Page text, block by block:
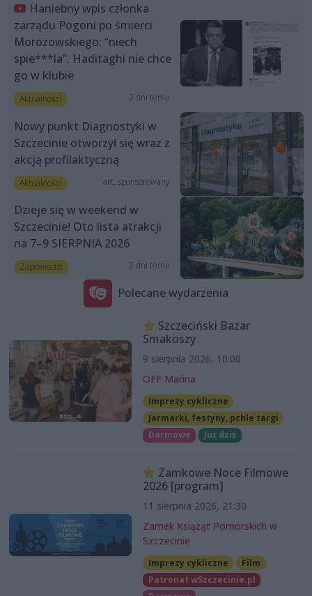
Haniebny wpis członka
zarządu Pogoni po śmierci
Morozowskiego: “niech
spie***la”. Haditaghi nie chce
go w klubie
Aktualności 2 dni temu
Nowy punkt Diagnostyki w
Szczecinie otworzył się wraz z
akcją profilaktyczną
Aktualności art. sponsorowany
Dzieje się w weekend w
Szczecinie! Oto lista atrakcji
na 7–9 SIERPNIA 2026
Zapowiedzi 2 dni temu
Polecane wydarzenia
Szczeciński Bazar
Smakoszy
9 sierpnia 2026, 10:00
OFF Marina
Imprezy cykliczne
Jarmarki, festyny, pchle targi
Darmowe
Już dziś
Zamkowe Noce Filmowe
2026 [program]
11 sierpnia 2026, 21:30
Zamek Książąt Pomorskich w
Szczecinie
Imprezy cykliczne
Film
Patronat wSzczecinie.pl